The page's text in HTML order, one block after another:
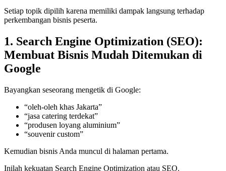
Setiap topik dipilih karena memiliki dampak langsung terhadap
perkembangan bisnis peserta.
1. Search Engine Optimization (SEO):
Membuat Bisnis Mudah Ditemukan di
Google
Bayangkan seseorang mengetik di Google:
“oleh-oleh khas Jakarta”
“jasa catering terdekat”
“produsen loyang aluminium”
“souvenir custom”
Kemudian bisnis Anda muncul di halaman pertama.
Inilah kekuatan Search Engine Optimization atau SEO.